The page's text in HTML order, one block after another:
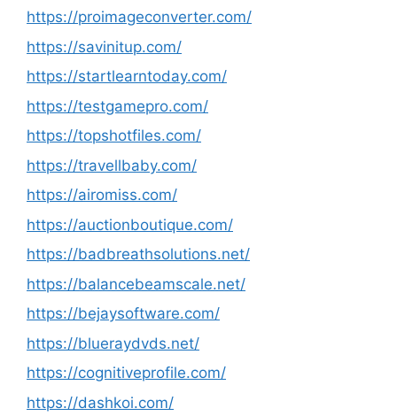
https://proimageconverter.com/
https://savinitup.com/
https://startlearntoday.com/
https://testgamepro.com/
https://topshotfiles.com/
https://travellbaby.com/
https://airomiss.com/
https://auctionboutique.com/
https://badbreathsolutions.net/
https://balancebeamscale.net/
https://bejaysoftware.com/
https://blueraydvds.net/
https://cognitiveprofile.com/
https://dashkoi.com/